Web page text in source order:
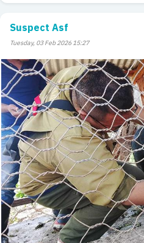
Suspect Asf
Tuesday, 03 Feb 2026 15:27